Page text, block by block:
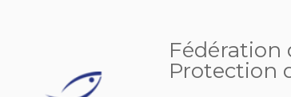
Fédération
Protection